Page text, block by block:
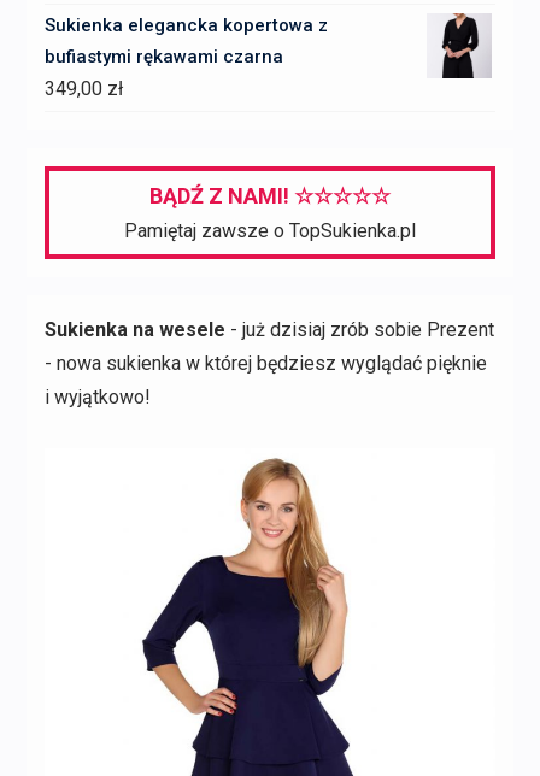
cena
wynosiła:
cena
wynosi:
Sukienka elegancka kopertowa z
bufiastymi rękawami czarna
349,00 zł
BĄDŹ Z NAMI! ☆☆☆☆☆
Pamiętaj zawsze o TopSukienka.pl
Sukienka na wesele - już dzisiaj zrób sobie Prezent
- nowa sukienka w której będziesz wyglądać pięknie
i wyjątkowo!